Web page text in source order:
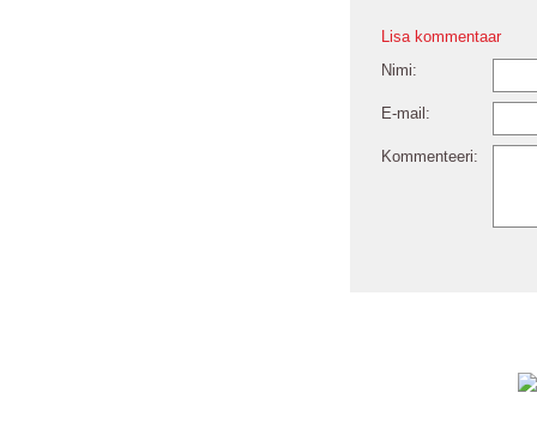
Lisa kommentaar
Nimi:
E-mail:
Kommenteeri: